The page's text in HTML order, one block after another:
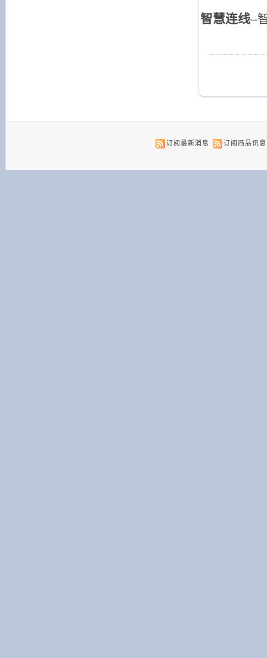
智慧连线–
订阅最新消息 订阅商品讯息